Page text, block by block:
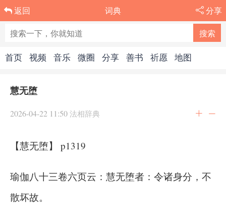
返回 词典 分享
首页 视频 音乐 微圈 分享 善书 祈愿 地图
慧无堕
2026-04-22 11:50 法相辞典
【慧无堕】 p1319
瑜伽八十三卷六页云：慧无堕者：令诸身分，不
散坏故。